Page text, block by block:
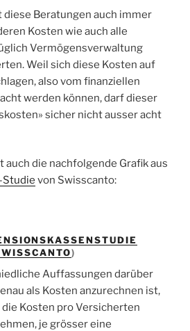
Beratungen auch immer
Kosten wie auch alle
Vermögensverwaltung
Weil sich diese Kosten auf
also vom finanziellen
werden können, darf dieser
sicher nicht ausser acht
auch die nachfolgende Grafik aus
Studie von Swisscanto:
)
Auffassungen darüber
als Kosten anzurechnen ist,
die Kosten pro Versicherten
je grösser eine